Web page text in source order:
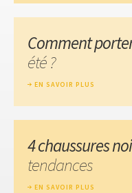
Comment
été ?
EN SAVOIR PLUS
4 chaussures
tendances
EN SAVOIR PLUS